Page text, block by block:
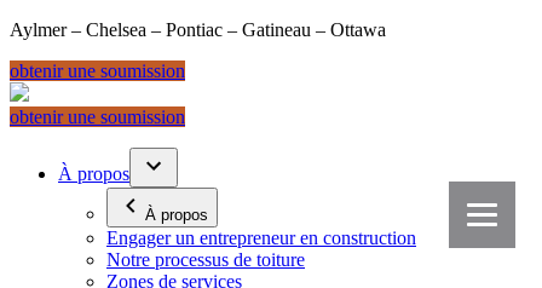
Aylmer – Chelsea – Pontiac – Gatineau – Ottawa
obtenir une soumission
Aller
au
obtenir une soumission
À propos
À propos
Engager un entrepreneur en construction
Notre processus de toiture
Zones de services